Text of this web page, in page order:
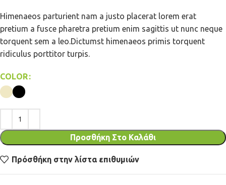
Himenaeos parturient nam a justo placerat lorem erat
pretium a fusce pharetra pretium enim sagittis ut nunc neque
torquent sem a leo.Dictumst himenaeos primis torquent
ridiculus porttitor turpis.
COLOR
Προσθήκη Στο Καλάθι
Πρόσθήκη στην λίστα επιθυμιών